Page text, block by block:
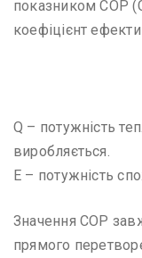
показником COP
коефіцієнт
Q – потужність
виробляється.
E – потужність
Значення COP
прямого